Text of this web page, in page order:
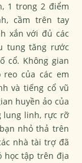
1 trong 2 điểm
cầm trên tay
xắn với đủ các
tung tăng rước
cổ. Không gian
của các em
và tiếng cổ vũ
huyền ảo của
lung linh, rực rỡ
nhỏ thả trên
nhà tài trợ đã
học tập trên địa